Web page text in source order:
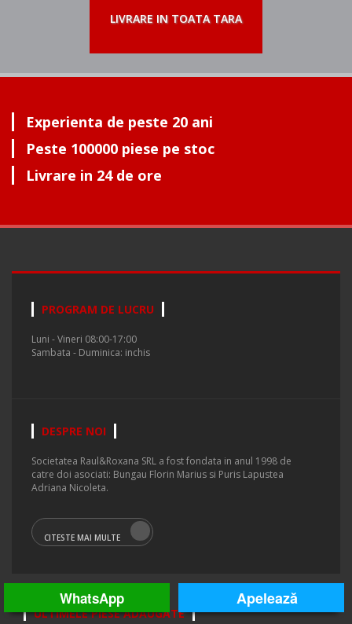
Apelează
WhatsApp
LIVRARE IN TOATA TARA
Experienta de peste 20 ani
Peste 100000 piese pe stoc
Livrare in 24 de ore
PROGRAM DE LUCRU
Luni - Vineri 08:00-17:00
Sambata - Duminica: inchis
DESPRE NOI
Societatea Raul&Roxana SRL a fost fondata in anul 1998 de
catre doi asociati: Bungau Florin Marius si Puris Lapustea
Adriana Nicoleta.
CITESTE MAI MULTE
ULTIMELE PIESE ADAUGATE